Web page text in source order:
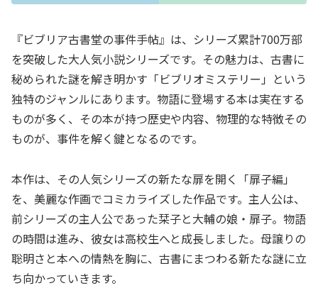
『ビブリア古書堂の事件手帖』は、シリーズ累計700万部
を突破した大人気小説シリーズです。その魅力は、古書に
秘められた謎を解き明かす「ビブリオミステリー」という
独特のジャンルにあります。物語に登場する本は実在する
ものが多く、その本が持つ歴史や内容、物理的な特徴その
ものが、事件を解く鍵となるのです。
本作は、その人気シリーズの新たな扉を開く「扉子編」
を、美麗な作画でコミカライズした作品です。主人公は、
前シリーズの主人公であった栞子と大輔の娘・扉子。物語
の時間は進み、彼女は高校生へと成長しました。母譲りの
聡明さと本への情熱を胸に、古書にまつわる新たな謎に立
ち向かっていきます。